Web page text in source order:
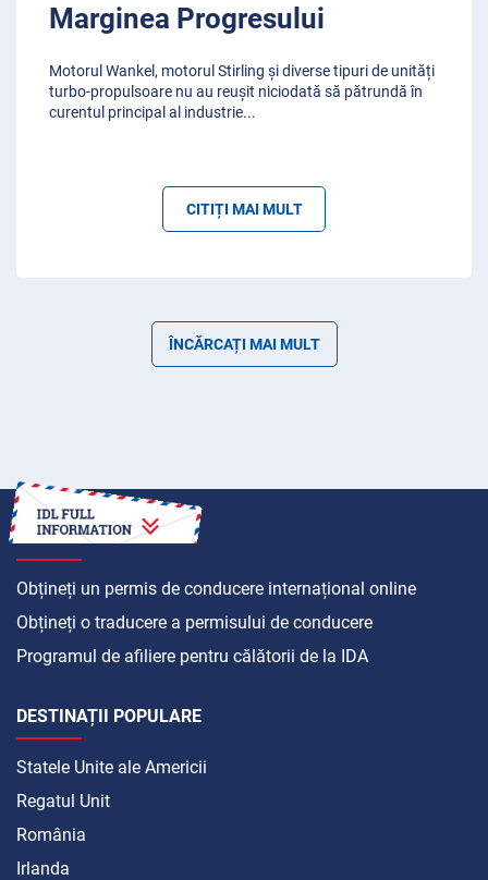
Marginea Progresului
Motorul Wankel, motorul Stirling și diverse tipuri de unități
turbo-propulsoare nu au reușit niciodată să pătrundă în
curentul principal al industrie...
CITIȚI MAI MULT
ÎNCĂRCAȚI MAI MULT
CUM SĂ
Obțineți un permis de conducere internațional online
Obțineți o traducere a permisului de conducere
Programul de afiliere pentru călătorii de la IDA
DESTINAȚII POPULARE
Statele Unite ale Americii
Regatul Unit
România
Irlanda